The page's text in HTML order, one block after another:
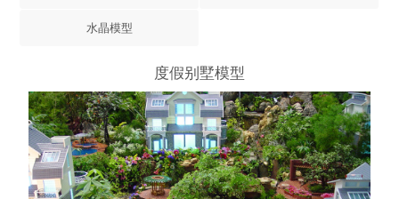
水晶模型
度假别墅模型